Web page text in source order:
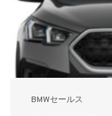
BMWセールス